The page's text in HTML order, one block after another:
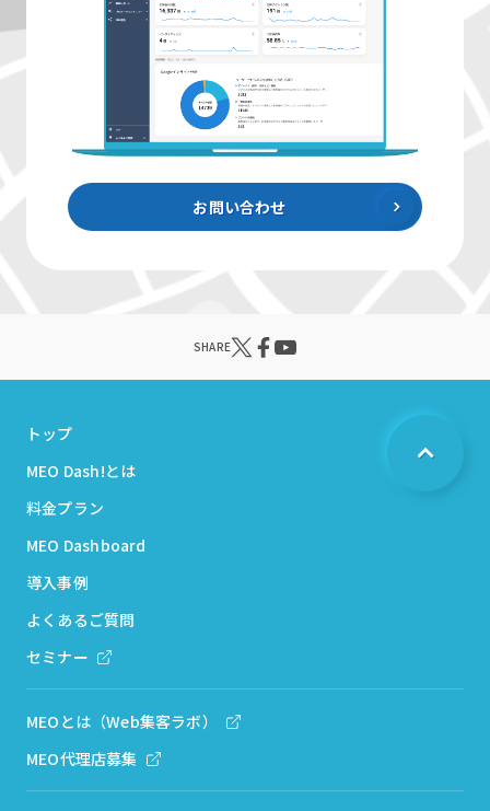
お問い合わせ
SHARE
トップ
MEO Dash!とは
料金プラン
MEO Dashboard
導入事例
よくあるご質問
セミナー
MEOとは（Web集客ラボ）
MEO代理店募集